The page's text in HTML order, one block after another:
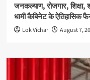
जनकल्याण, रोजगार,
धामी कैबिनेट के ऐतिहासिक
Lok Vichar August 7,